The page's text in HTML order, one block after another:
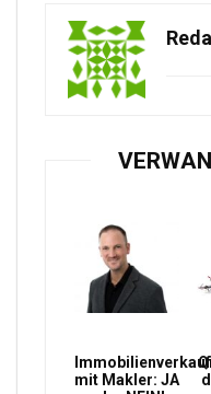
Immobilienverkauf
mit Makler: JA